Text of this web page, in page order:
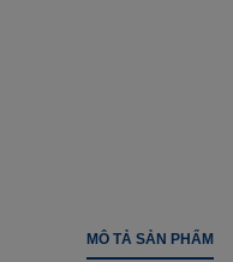
MÔ TẢ SẢN PHẨM